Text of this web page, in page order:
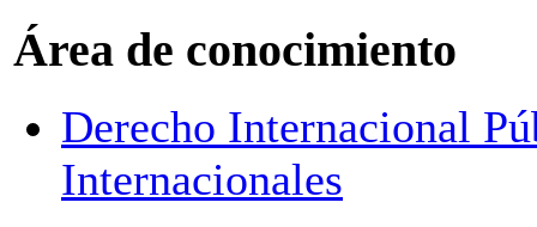
Área de conocimiento
Derecho Internacional
Internacionales